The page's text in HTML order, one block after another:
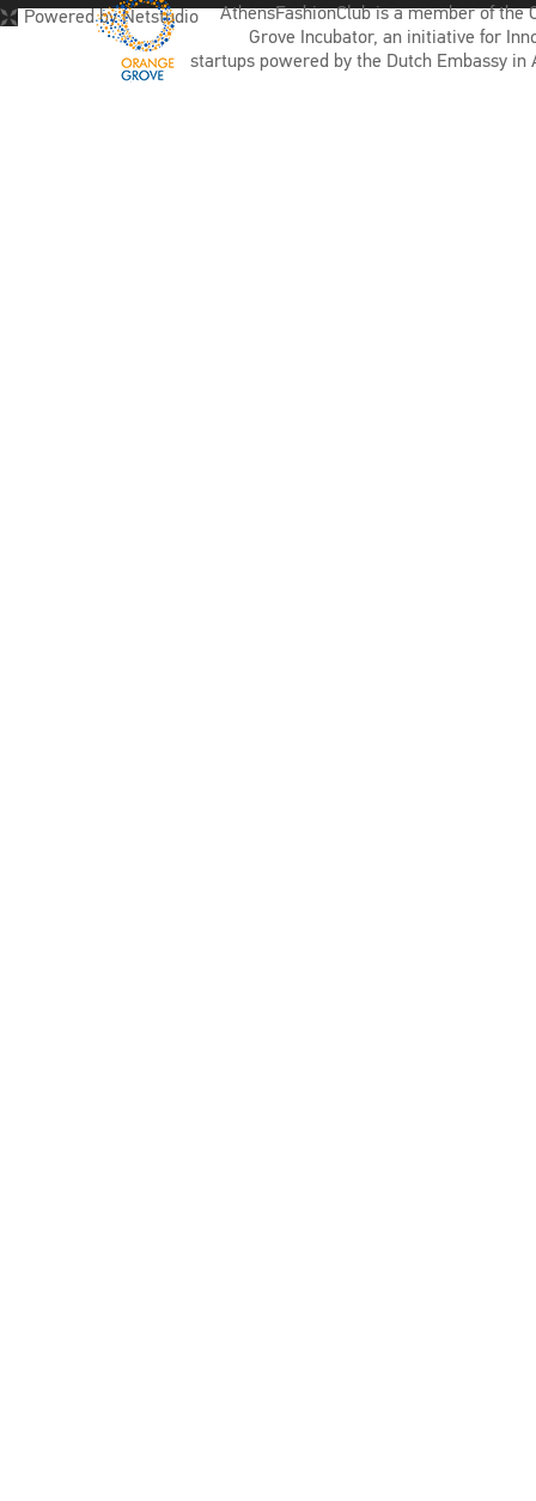
Powered by Netstudio
AthensFashionClub is a member of the
Grove Incubator, an initiative for
startups powered by the Dutch Embassy in